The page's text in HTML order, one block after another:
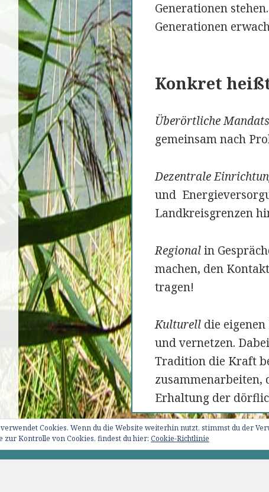
Generationen
Generationen
Konkret
Überörtliche
gemeinsam nach
Dezentrale
und
Landkreisgrenzen
Regionalin
machen, den
tragen!
Kulturell die
und vernetzen.
Tradition die Kraft
Erhaltung der
Cookies. Wenn du die Website weiterhin nutzt, stimmst du der
Kontrolle von Cookies, findest du hier: Cookie-Richtlinie